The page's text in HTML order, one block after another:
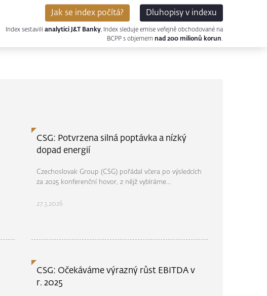
Jak se index počítá? Dluhopisy v indexu
Index sestavili analytici J&T Banky , Index sleduje emise veřejně obchodované na
BCPP s objemem nad 200 milionů korun
CSG: Potvrzena silná poptávka a nízký
dopad energií
Czechoslovak Group (CSG) pořádal včera po výsledcích
za 2025 konferenční hovor, z nějž vybíráme...
27.3.2026
CSG: Očekáváme výrazný růst EBITDA v
r. 2025